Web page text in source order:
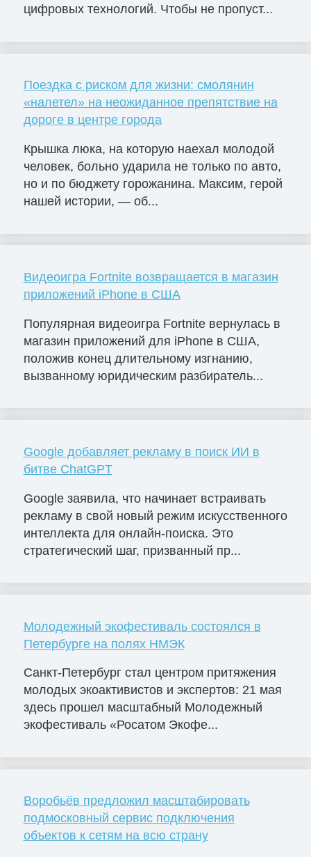
цифровых технологий. Чтобы не пропуст...
Поездка с риском для жизни: смолянин
«налетел» на неожиданное препятствие на
дороге в центре города
Крышка люка, на которую наехал молодой
человек, больно ударила не только по авто,
но и по бюджету горожанина. Максим, герой
нашей истории, — об...
Видеоигра Fortnite возвращается в магазин
приложений iPhone в США
Популярная видеоигра Fortnite вернулась в
магазин приложений для iPhone в США,
положив конец длительному изгнанию,
вызванному юридическим разбиратель...
Google добавляет рекламу в поиск ИИ в
битве ChatGPT
Google заявила, что начинает встраивать
рекламу в свой новый режим искусственного
интеллекта для онлайн-поиска. Это
стратегический шаг, призванный пр...
Молодежный экофестиваль состоялся в
Петербурге на полях НМЭК
Санкт-Петербург стал центром притяжения
молодых экоактивистов и экспертов: 21 мая
здесь прошел масштабный Молодежный
экофестиваль «Росатом Экофе...
Воробьёв предложил масштабировать
подмосковный сервис подключения
объектов к сетям на всю страну